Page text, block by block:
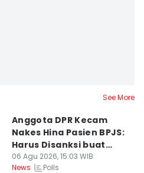
See More
Anggota DPR Kecam
Nakes Hina Pasien BPJS:
Harus Disanksi buat
Pelajaran
06 Agu 2026, 15:03 WIB
News
Polls